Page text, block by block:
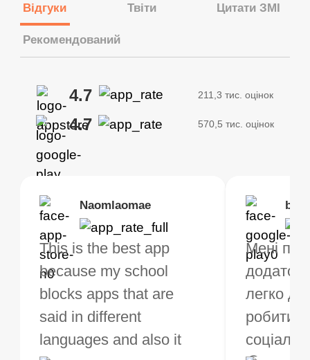
Відгуки Твіти Цитати ЗМІ
Рекомендований
4.7 211,3 тис. оцінок
4.7 570,5 тис. оцінок
Naomlaomae
This is the best app
because my school
blocks apps that are
said in different
languages and also it
Мені
додаток,
легко
робити
Kirtisha Samant
Найкращий
безкоштовний VPN. Я
не є звичайним
користувачем VPN,
але коли я подорожую,
Я
VPN вже
тижнів і
що це
для
Brias
VPN працює! у
є багато місць, з
можна вибрати
Я купив
щоб
Foutrrrrrr
Дуже
оскільки мої
швидкі та